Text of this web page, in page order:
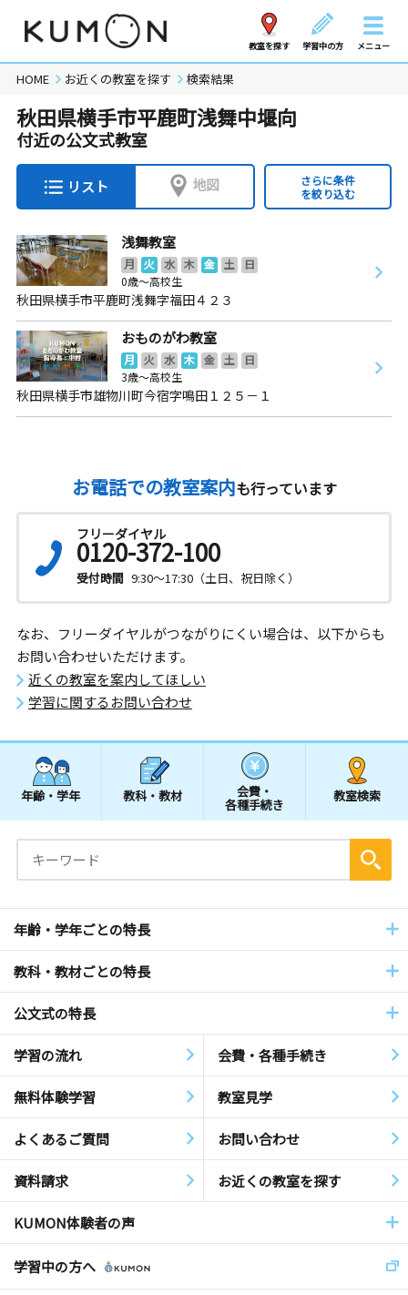
教室を探す 学習中の方 メニュー
HOME お近くの教室を探す 検索結果
秋田県横手市平鹿町浅舞中堰向
付近の公文式教室
リスト 地図
さらに条件
を絞り込む
浅舞教室
月 火 水 木 金 土
日
0歳～高校生
秋田県横手市平鹿町浅舞字福田４２３
おものがわ教室
月 火 水 木 金 土
日
3歳～高校生
秋田県横手市雄物川町今宿字鳴田１２５－１
お電話での教室案内も行っています
フリーダイヤル
0120-372-100
受付時間 9:30～17:30（土日、祝日除く）
なお、フリーダイヤルがつながりにくい場合は、以下からも
お問い合わせいただけます。
近くの教室を案内してほしい
学習に関するお問い合わせ
年齢・学年 教科・教材 会費・
各種手続き
教室検索
年齢・学年ごとの特長
教科・教材ごとの特長
公文式の特長
学習の流れ 会費・各種手続き
無料体験学習 教室見学
よくあるご質問 お問い合わせ
資料請求 お近くの教室を探す
KUMON体験者の声
学習中の方へ